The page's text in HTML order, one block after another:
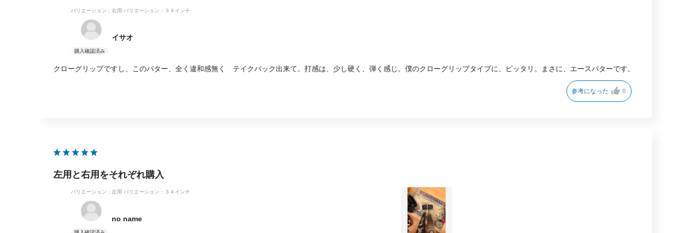
バリエーション：右用 バリエーション：３４インチ
イサオ
クローグリップですし、このパター、全く違和感無く テイクバック出来て。打感は、少し硬く、弾く感じ。僕のクローグリップタイプに、ピッタリ。まさに、エースパターです。
参考になった 0
左用と右用をそれぞれ購入
バリエーション：左用 バリエーション：３４インチ
no name